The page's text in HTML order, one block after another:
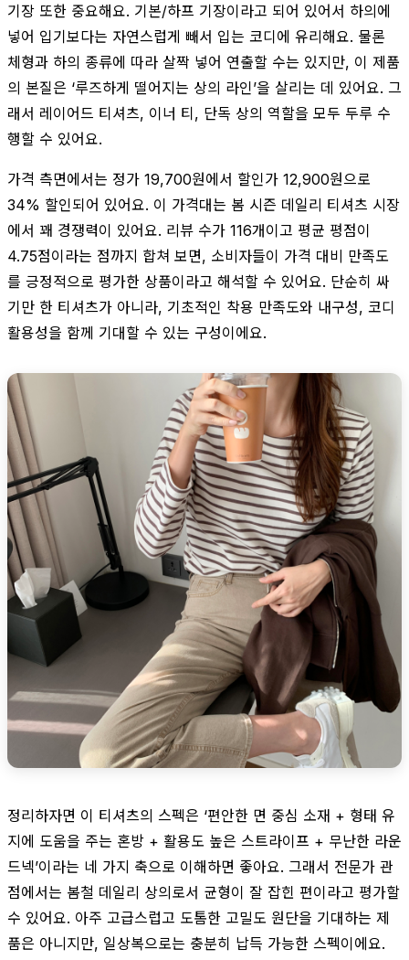
기장 또한 중요해요. 기본/하프 기장이라고 되어 있어서 하의에
넣어 입기보다는 자연스럽게 빼서 입는 코디에 유리해요. 물론
체형과 하의 종류에 따라 살짝 넣어 연출할 수는 있지만, 이 제품
의 본질은 ‘루즈하게 떨어지는 상의 라인’을 살리는 데 있어요. 그
래서 레이어드 티셔츠, 이너 티, 단독 상의 역할을 모두 두루 수
행할 수 있어요.
가격 측면에서는 정가 19,700원에서 할인가 12,900원으로
34% 할인되어 있어요. 이 가격대는 봄 시즌 데일리 티셔츠 시장
에서 꽤 경쟁력이 있어요. 리뷰 수가 116개이고 평균 평점이
4.75점이라는 점까지 합쳐 보면, 소비자들이 가격 대비 만족도
를 긍정적으로 평가한 상품이라고 해석할 수 있어요. 단순히 싸
기만 한 티셔츠가 아니라, 기초적인 착용 만족도와 내구성, 코디
활용성을 함께 기대할 수 있는 구성이에요.
정리하자면 이 티셔츠의 스펙은 ‘편안한 면 중심 소재 + 형태 유
지에 도움을 주는 혼방 + 활용도 높은 스트라이프 + 무난한 라운
드넥’이라는 네 가지 축으로 이해하면 좋아요. 그래서 전문가 관
점에서는 봄철 데일리 상의로서 균형이 잘 잡힌 편이라고 평가할
수 있어요. 아주 고급스럽고 도톰한 고밀도 원단을 기대하는 제
품은 아니지만, 일상복으로는 충분히 납득 가능한 스펙이에요.